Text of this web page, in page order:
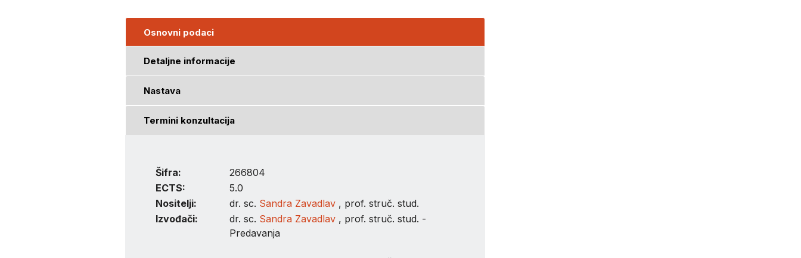
Osnovni podaci
Detaljne informacije
Nastava
Termini konzultacija
Šifra:
266804
ECTS:
5.0
Nositelji:
dr. sc. Sandra Zavadlav , prof. struč. stud.
Izvođači:
dr. sc. Sandra Zavadlav , prof. struč. stud. -
Predavanja